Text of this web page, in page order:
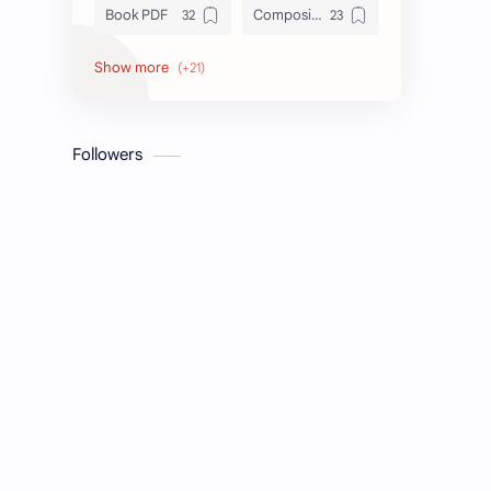
Book PDF Composition
Honors
Model Test
Followers